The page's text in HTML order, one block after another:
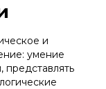
и
умение
представлять